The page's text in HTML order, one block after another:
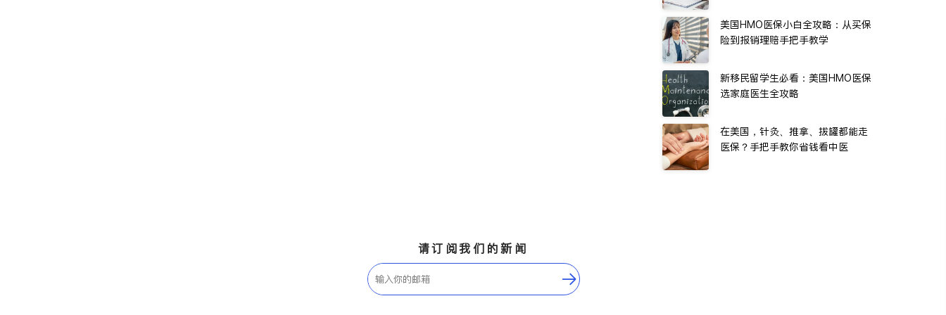
美国HMO医保小白全攻略：从买保
险到报销理赔手把手教学
新移民留学生必看：美国HMO医保
选家庭医生全攻略
在美国，针灸、推拿、拔罐都能走
医保？手把手教你省钱看中医
请订阅我们的新闻